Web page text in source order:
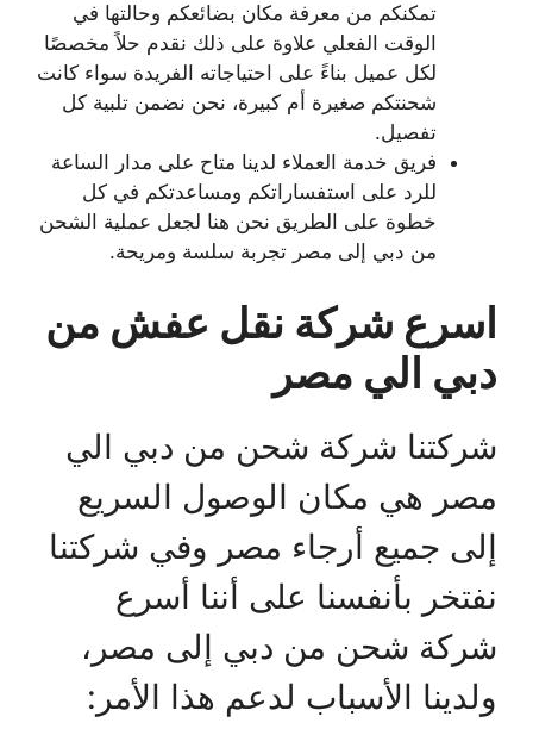
تمكنكم من معرفة مكان بضائعكم وحالتها في
الوقت الفعلي علاوة على ذلك نقدم حلاً مخصصًا
لكل عميل بناءً على احتياجاته الفريدة سواء كانت
شحنتكم صغيرة أم كبيرة، نحن نضمن تلبية كل
تفصيل.
فريق خدمة العملاء لدينا متاح على مدار الساعة
للرد على استفساراتكم ومساعدتكم في كل
خطوة على الطريق نحن هنا لجعل عملية الشحن
من دبي إلى مصر تجربة سلسة ومريحة.
اسرع شركة نقل عفش من
دبي الي مصر
شركتنا شركة شحن من دبي الي
مصر هي مكان الوصول السريع
إلى جميع أرجاء مصر وفي شركتنا
نفتخر بأنفسنا على أننا أسرع
شركة شحن من دبي إلى مصر،
ولدينا الأسباب لدعم هذا الأمر: